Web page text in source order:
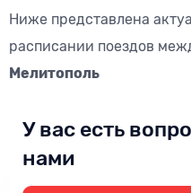
Ниже представлена
расписании поездов
Мелитополь
У вас есть
нами